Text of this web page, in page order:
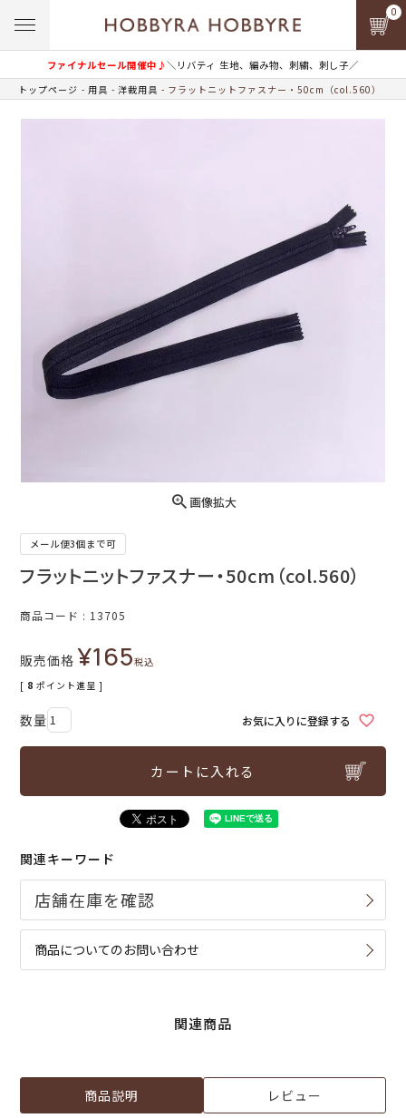
ファイナルセール開催中♪＼リバティ 生地、編み物、刺繍、刺し子／
0
トップページ 用具 洋裁用具 フラットニットファスナー・50cm（col.560）
画像拡大
メール便3個まで可
フラットニットファスナー・50cm（col.560）
商品コード 13705
販売価格 ¥165税込
[ 8 ポイント進呈 ]
お気に入りに登録する
カートに入れる
関連キーワード
商品についてのお問い合わせ
関連商品
商品説明 レビュー